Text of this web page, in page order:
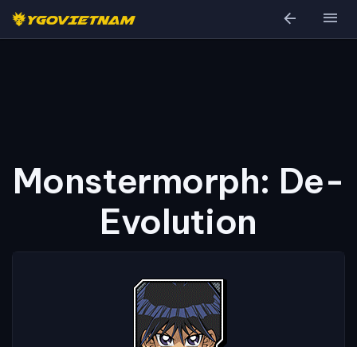
arrow_back menu
Monstermorph: De-
Evolution